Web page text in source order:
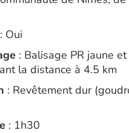
: Oui
: Balisage PR jaune
la distance à 4.5 km
: Revêtement dur
: 1h30